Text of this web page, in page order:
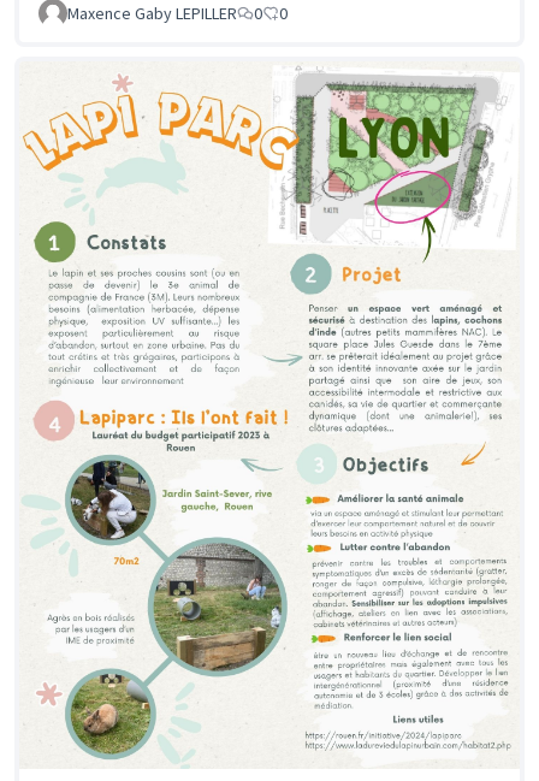
Maxence Gaby LEPILLER
0 0